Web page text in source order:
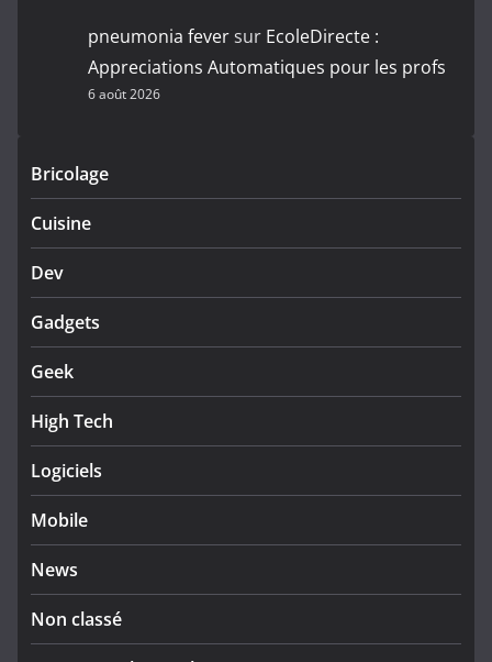
pneumonia feversur EcoleDirecte :
Appreciations Automatiques pour les profs
6 août 2026
Bricolage
Cuisine
Dev
Gadgets
Geek
High Tech
Logiciels
Mobile
News
Non classé